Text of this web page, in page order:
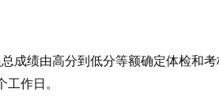
成绩由高分到低分等额确定体检和
工作日。